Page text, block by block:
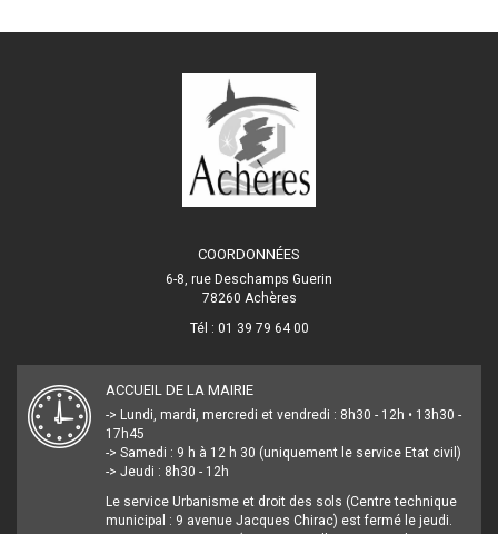
COORDONNÉES
6-8, rue Deschamps Guerin
78260 Achères
Tél : 01 39 79 64 00
ACCUEIL DE LA MAIRIE
-> Lundi, mardi, mercredi et vendredi : 8h30 - 12h • 13h30 -
17h45
-> Samedi : 9 h à 12 h 30 (uniquement le service Etat civil)
-> Jeudi : 8h30 - 12h
Le service Urbanisme et droit des sols (Centre technique
municipal : 9 avenue Jacques Chirac) est fermé le jeudi.